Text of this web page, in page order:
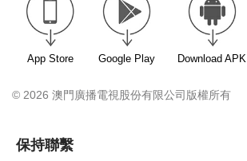
App Store Google Play Download APK
© 2026 澳門廣播電視股份有限公司版權所有
保持聯繫